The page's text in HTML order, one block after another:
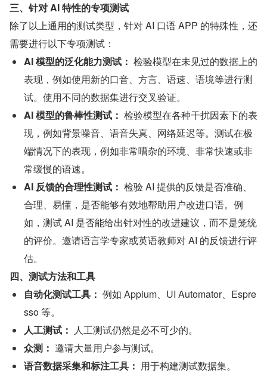
三、针对 AI 特性的专项测试
除了以上通用的测试类型，针对 AI 口语 APP 的特殊性，还
需要进行以下专项测试：
AI 模型的泛化能力测试： 检验模型在未见过的数据上的
表现，例如使用新的口音、方言、语速、语境等进行测
试。使用不同的数据集进行交叉验证。
AI 模型的鲁棒性测试： 检验模型在各种干扰因素下的表
现，例如背景噪音、语音失真、网络延迟等。测试在极
端情况下的表现，例如非常嘈杂的环境、非常快速或非
常缓慢的语速。
AI 反馈的合理性测试： 检验 AI 提供的反馈是否准确、
合理、易懂，是否能够有效地帮助用户改进口语。例
如，测试 AI 是否能给出针对性的改进建议，而不是笼统
的评价。邀请语言学专家或英语教师对 AI 的反馈进行评
估。
四、测试方法和工具
自动化测试工具： 例如 Appium、UI Automator、Espre
sso 等。
人工测试： 人工测试仍然是必不可少的。
众测： 邀请大量用户参与测试。
语音数据采集和标注工具： 用于构建测试数据集。